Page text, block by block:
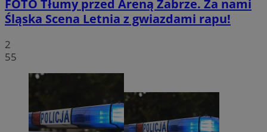
FOTO Tłumy przed Areną Zabrze. Za nami
Śląska Scena Letnia z gwiazdami rapu!
2
55